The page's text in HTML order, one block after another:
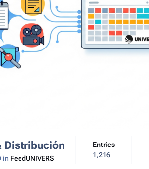
Distribución
in FeedUNIVERS
Entries
1,216